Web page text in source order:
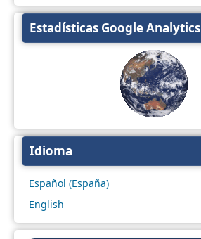
Estadísticas Google Analytics
Idioma
Español (España)
English